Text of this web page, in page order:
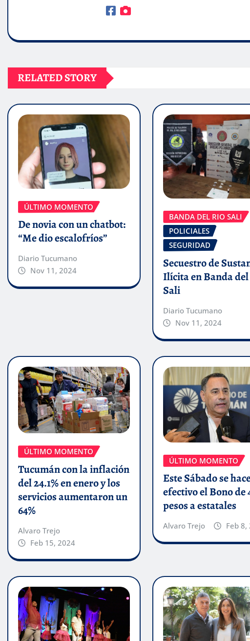
RELATED STORY
ÚLTIMO MOMENTO
De novia con un chatbot:
“Me dio escalofríos”
Diario Tucumano
Nov 11, 2024
BANDA DEL RIO SALI
POLICIALES
SEGURIDAD
Secuestro de
Ilícita en Banda
Sali
Diario Tucumano
Nov 11, 2024
ÚLTIMO MOMENTO
Tucumán con la inflación
del 24.1% en enero y los
servicios aumentaron un
64%
Alvaro Trejo
Feb 15, 2024
ÚLTIMO MOMENTO
Este Sábado se
efectivo el Bono de
pesos a estatales
Alvaro Trejo Feb 8,